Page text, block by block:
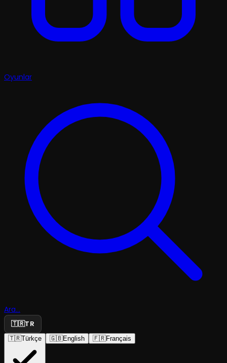
Oyunlar
Ara...
🇹🇷TR
🇹🇷Türkçe 🇬🇧English 🇫🇷Français